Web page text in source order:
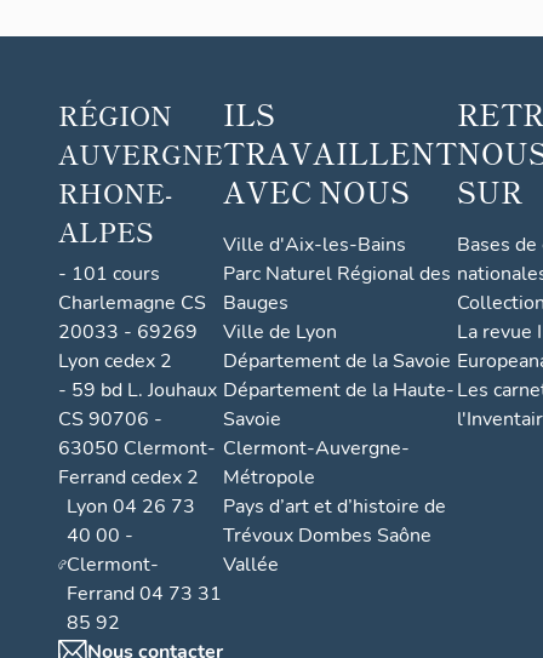
RÉGION
AUVERGNE
RHONE-
ALPES
- 101 cours
Charlemagne CS
20033 - 69269
Lyon cedex 2
- 59 bd L. Jouhaux
CS 90706 -
63050 Clermont-
Ferrand cedex 2
Lyon 04 26 73
40 00 -
Clermont-
Ferrand 04 73 31
85 92
Nous contacter
ILS
TRAVAILLENT
AVEC NOUS
Ville d'Aix-les-Bains
Parc Naturel Régional des
Bauges
Ville de Lyon
Département de la Savoie
Département de la Haute-
Savoie
Clermont-Auvergne-
Métropole
Pays d’art et d’histoire de
Trévoux Dombes Saône
Vallée
SUR
Bases
La revue
Les